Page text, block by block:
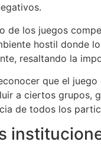
de los juegos
hostil donde
resaltando la
que el
a ciertos grupos,
de todos los